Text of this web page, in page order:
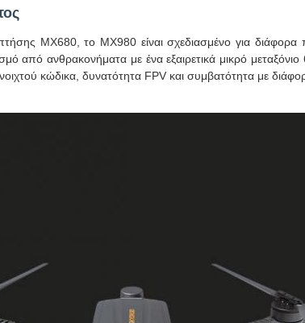
MX680, το MX980 είναι σχεδιασμένο για
από ανθρακονήματα με ένα εξαιρετικά μικρό
κώδικα, δυνατότητα FPV και συμβατότητα με